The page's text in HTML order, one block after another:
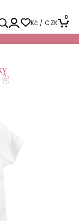
Kč / CZK
0